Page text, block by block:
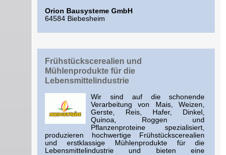
Orion Bausysteme GmbH
64584 Biebesheim
Frühstückscerealien und
Mühlenprodukte für die
Lebensmittelindustrie
Wir sind auf die schonende
Verarbeitung von Mais, Weizen,
Gerste, Reis, Hafer, Dinkel,
Quinoa, Roggen und
Pflanzenproteine spezialisiert,
produzieren hochwertige Frühstückscerealien
und erstklassige Mühlenprodukte für die
Lebensmittelindustrie und bieten eine